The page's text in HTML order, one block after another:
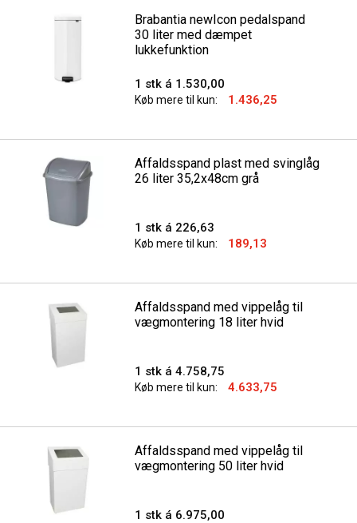
Brabantia newIcon pedalspand
30 liter med dæmpet
lukkefunktion
1 stk á 1.530,00
Køb mere til kun: 1.436,25
Affaldsspand plast med svinglåg
26 liter 35,2x48cm grå
1 stk á 226,63
Køb mere til kun: 189,13
Affaldsspand med vippelåg til
vægmontering 18 liter hvid
1 stk á 4.758,75
Køb mere til kun: 4.633,75
Affaldsspand med vippelåg til
vægmontering 50 liter hvid
1 stk á 6.975,00